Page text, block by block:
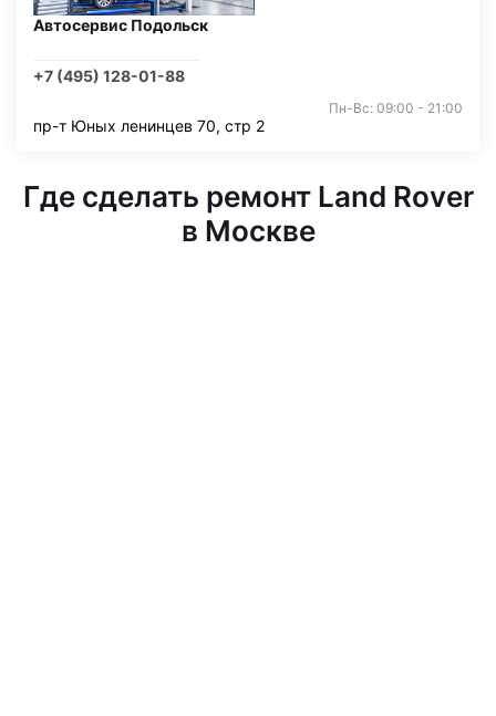
Автосервис Подольск
+7 (495) 128-01-88
Пн-Вс: 09:00 - 21:00
пр-т Юных ленинцев 70, стр 2
Где сделать ремонт Land Rover
в Москве